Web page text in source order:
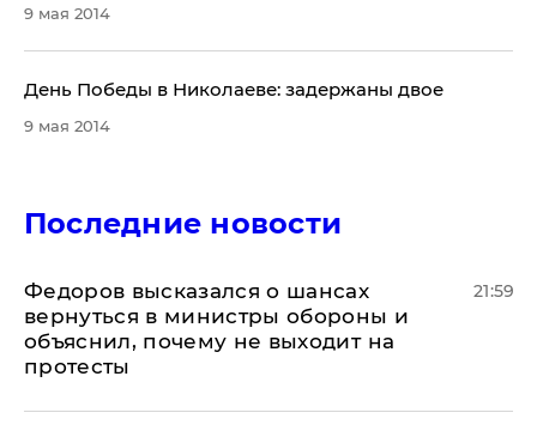
9 мая 2014
День Победы в Николаеве: задержаны двое
9 мая 2014
Последние новости
Федоров высказался о шансах
вернуться в министры обороны и
объяснил, почему не выходит на
протесты
21:59